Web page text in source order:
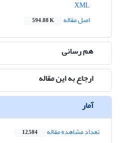
اصل مقاله
594.88 K
هم رسانی
ارجاع به این مقاله
آمار
تعداد مشاهده مقاله 12,584